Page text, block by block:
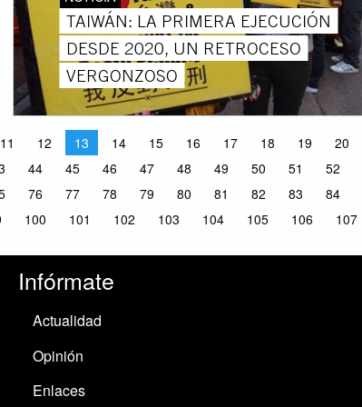
TAIWÁN: LA PRIMERA EJECUCIÓN
DESDE 2020, UN RETROCESO
VERGONZOSO
11 12 13 14 15 16 17 18 19 20
44 45 46 47 48 49 50 51 52
76 77 78 79 80 81 82 83 84
100 101 102 103 104 105 106 107
Infórmate
Actualidad
Opinión
Enlaces